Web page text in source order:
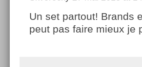
Un set partout! Brands
peut pas faire mieux je